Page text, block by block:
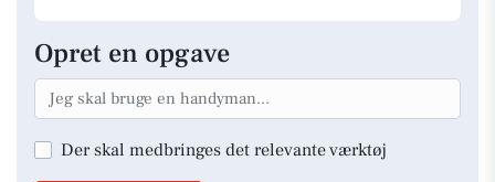
Opret en opgave
Der skal medbringes det relevante værktøj